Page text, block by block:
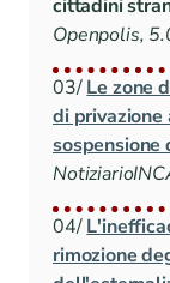
cittadini
Openpolis,
03/ Le zone
di
04/
rimozione